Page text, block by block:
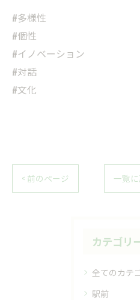
#多様性
#個性
#イノベーション
#対話
#文化
< 前のページ 一覧
カテゴリ
全てのカテ
駅前